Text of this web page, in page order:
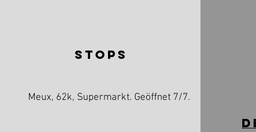
stops
Meux, 62k, Supermarkt. Geöffnet 7/7.